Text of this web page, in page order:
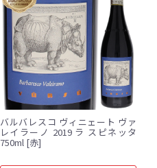
バルバレスコ ヴィニェート ヴァ
レイラーノ 2019 ラ スピネッタ
750ml [赤]